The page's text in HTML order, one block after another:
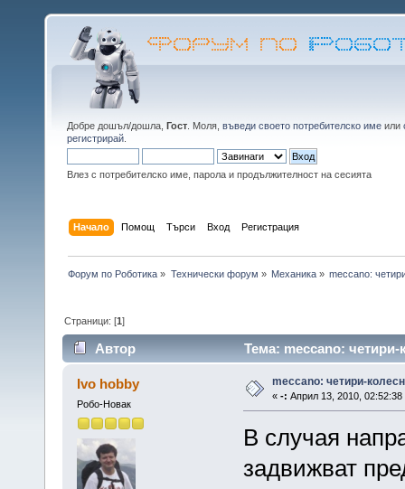
Добре дошъл/дошла, Гост . Моля, въведи своето потребителско име или
регистрирай
Влез с потребителско име, парола и продължителност на сесията
Начало Помощ Търси Вход Регистрация
Форум по Роботика » Технически форум » Механика» meccano:
Страници: [1]
Автор Тема: meccano:
Ivo hobby
Робо-Новак
meccano: четири-
« -: Април 13, 2010, 02:52:38
В случая
задвижват